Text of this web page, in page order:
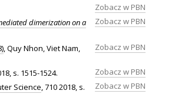
Zobacz w PBN
dimerization on a
Zobacz w PBN
, Quy Nhon, Viet Nam,
Zobacz w PBN
s. 1515-1524.
Zobacz w PBN
Science , 710 2018, s.
Zobacz w PBN